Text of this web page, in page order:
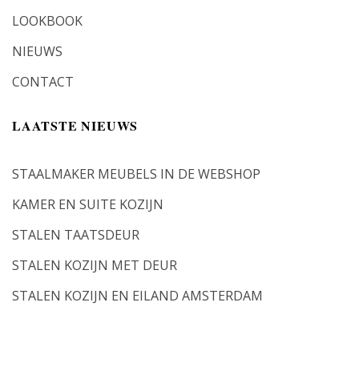
LOOKBOOK
NIEUWS
CONTACT
LAATSTE NIEUWS
STAALMAKER MEUBELS IN DE WEBSHOP
KAMER EN SUITE KOZIJN
STALEN TAATSDEUR
STALEN KOZIJN MET DEUR
STALEN KOZIJN EN EILAND AMSTERDAM